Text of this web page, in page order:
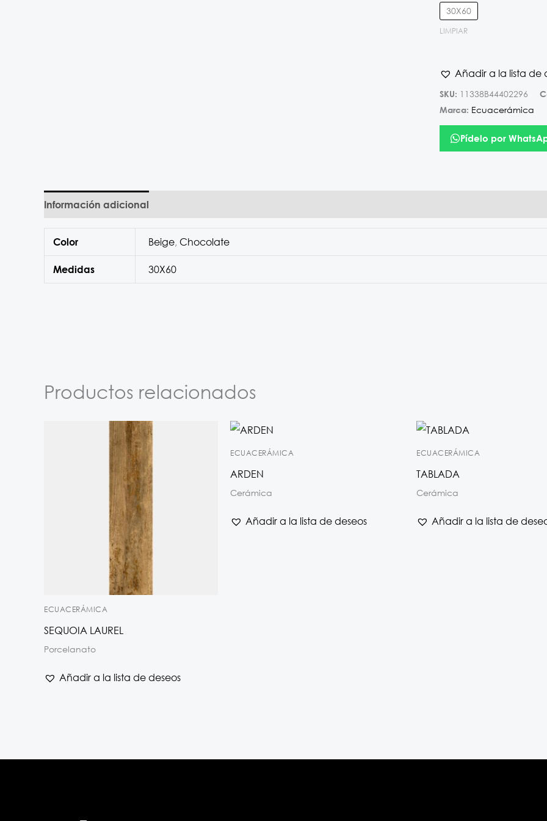
30X60
LIMPIAR
Añadir a la lista de
SKU: 11338B44402296
Marca: Ecuacerámica
Pídelo por
Información adicional
Color Beige, Chocolate
Medidas 30X60
Productos relacionados
ECUACERÁMICA
SEQUOIA LAUREL
Porcelanato
Añadir a la lista de deseos
ECUACERÁMICA
ARDEN
Cerámica
Añadir a la lista de deseos
ECUACERÁMICA
TABLADA
Cerámica
Añadir a la lista de